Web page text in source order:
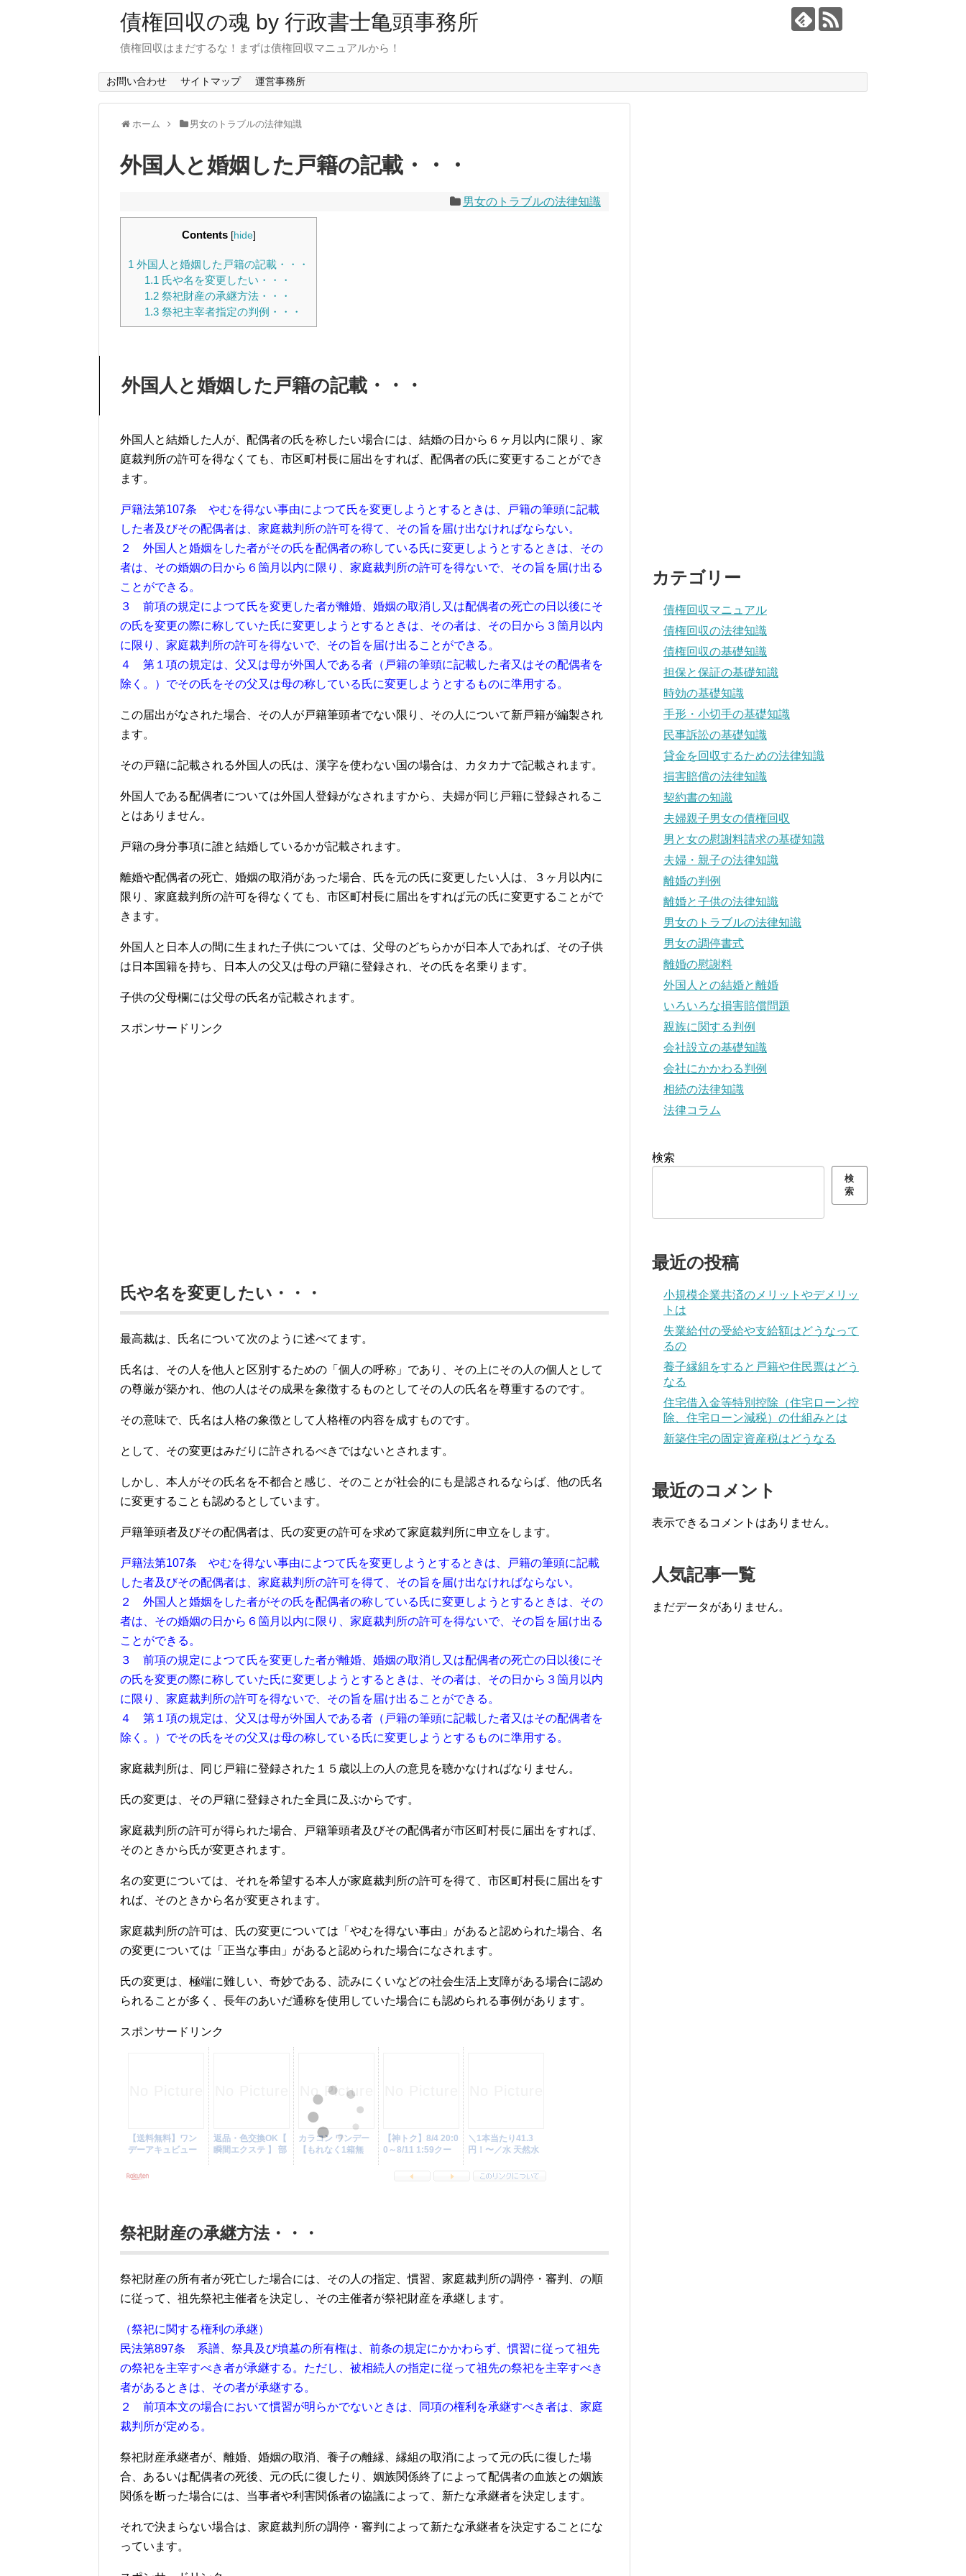
債権回収の魂 by 行政書士亀頭事務所
債権回収はまだするな！まずは債権回収マニュアルから！
お問い合わせ サイトマップ 運営事務所
ホーム 男女のトラブルの法律知識
外国人と婚姻した戸籍の記載・・・
男女のトラブルの法律知識
Contents [hide]
1 外国人と婚姻した戸籍の記載・・・
1.1 氏や名を変更したい・・・
1.2祭祀財産の承継方法・・・
1.3祭祀主宰者指定の判例・・・
外国人と婚姻した戸籍の記載・・・
外国人と結婚した人が、配偶者の氏を称したい場合には、結婚の日から６ヶ月以内に限り、家
庭裁判所の許可を得なくても、市区町村長に届出をすれば、配偶者の氏に変更することができ
ます。
戸籍法第107条 やむを得ない事由によつて氏を変更しようとするときは、戸籍の筆頭に記載
した者及びその配偶者は、家庭裁判所の許可を得て、その旨を届け出なければならない。
２ 外国人と婚姻をした者がその氏を配偶者の称している氏に変更しようとするときは、その
者は、その婚姻の日から６箇月以内に限り、家庭裁判所の許可を得ないで、その旨を届け出る
ことができる。
３ 前項の規定によつて氏を変更した者が離婚、婚姻の取消し又は配偶者の死亡の日以後にそ
の氏を変更の際に称していた氏に変更しようとするときは、その者は、その日から３箇月以内
に限り、家庭裁判所の許可を得ないで、その旨を届け出ることができる。
４ 第１項の規定は、父又は母が外国人である者（戸籍の筆頭に記載した者又はその配偶者を
除く。）でその氏をその父又は母の称している氏に変更しようとするものに準用する。
この届出がなされた場合、その人が戸籍筆頭者でない限り、その人について新戸籍が編製され
ます。
その戸籍に記載される外国人の氏は、漢字を使わない国の場合は、カタカナで記載されます。
外国人である配偶者については外国人登録がなされますから、夫婦が同じ戸籍に登録されるこ
とはありません。
戸籍の身分事項に誰と結婚しているかが記載されます。
離婚や配偶者の死亡、婚姻の取消があった場合、氏を元の氏に変更したい人は、３ヶ月以内に
限り、家庭裁判所の許可を得なくても、市区町村長に届出をすれば元の氏に変更することがで
きます。
外国人と日本人の間に生まれた子供については、父母のどちらかが日本人であれば、その子供
は日本国籍を持ち、日本人の父又は母の戸籍に登録され、その氏を名乗ります。
子供の父母欄には父母の氏名が記載されます。
スポンサードリンク
氏や名を変更したい・・・
最高裁は、氏名について次のように述べてます。
氏名は、その人を他人と区別するための「個人の呼称」であり、その上にその人の個人として
の尊厳が築かれ、他の人はその成果を象徴するものとしてその人の氏名を尊重するのです。
その意味で、氏名は人格の象徴として人格権の内容を成すものです。
として、その変更はみだりに許されるべきではないとされます。
しかし、本人がその氏名を不都合と感じ、そのことが社会的にも是認されるならば、他の氏名
に変更することも認めるとしています。
戸籍筆頭者及びその配偶者は、氏の変更の許可を求めて家庭裁判所に申立をします。
戸籍法第107条 やむを得ない事由によつて氏を変更しようとするときは、戸籍の筆頭に記載
した者及びその配偶者は、家庭裁判所の許可を得て、その旨を届け出なければならない。
２ 外国人と婚姻をした者がその氏を配偶者の称している氏に変更しようとするときは、その
者は、その婚姻の日から６箇月以内に限り、家庭裁判所の許可を得ないで、その旨を届け出る
ことができる。
３ 前項の規定によつて氏を変更した者が離婚、婚姻の取消し又は配偶者の死亡の日以後にそ
の氏を変更の際に称していた氏に変更しようとするときは、その者は、その日から３箇月以内
に限り、家庭裁判所の許可を得ないで、その旨を届け出ることができる。
４ 第１項の規定は、父又は母が外国人である者（戸籍の筆頭に記載した者又はその配偶者を
除く。）でその氏をその父又は母の称している氏に変更しようとするものに準用する。
家庭裁判所は、同じ戸籍に登録された１５歳以上の人の意見を聴かなければなりません。
氏の変更は、その戸籍に登録された全員に及ぶからです。
家庭裁判所の許可が得られた場合、戸籍筆頭者及びその配偶者が市区町村長に届出をすれば、
そのときから氏が変更されます。
名の変更については、それを希望する本人が家庭裁判所の許可を得て、市区町村長に届出をす
れば、そのときから名が変更されます。
家庭裁判所の許可は、氏の変更については「やむを得ない事由」があると認められた場合、名
の変更については「正当な事由」があると認められた場合になされます。
氏の変更は、極端に難しい、奇妙である、読みにくいなどの社会生活上支障がある場合に認め
られることが多く、長年のあいだ通称を使用していた場合にも認められる事例があります。
スポンサードリンク
祭祀財産の承継方法・・・
祭祀財産の所有者が死亡した場合には、その人の指定、慣習、家庭裁判所の調停・審判、の順
に従って、祖先祭祀主催者を決定し、その主催者が祭祀財産を承継します。
（祭祀に関する権利の承継）
民法第897条 系譜、祭具及び墳墓の所有権は、前条の規定にかかわらず、慣習に従って祖先
の祭祀を主宰すべき者が承継する。ただし、被相続人の指定に従って祖先の祭祀を主宰すべき
者があるときは、その者が承継する。
２ 前項本文の場合において慣習が明らかでないときは、同項の権利を承継すべき者は、家庭
裁判所が定める。
祭祀財産承継者が、離婚、婚姻の取消、養子の離縁、縁組の取消によって元の氏に復した場
合、あるいは配偶者の死後、元の氏に復したり、姻族関係終了によって配偶者の血族との姻族
関係を断った場合には、当事者や利害関係者の協議によって、新たな承継者を決定します。
それで決まらない場合は、家庭裁判所の調停・審判によって新たな承継者を決定することにな
っています。
カテゴリー
債権回収マニュアル
債権回収の法律知識
債権回収の基礎知識
担保と保証の基礎知識
時効の基礎知識
手形・小切手の基礎知識
民事訴訟の基礎知識
貸金を回収するための法律知識
損害賠償の法律知識
契約書の知識
夫婦親子男女の債権回収
男と女の慰謝料請求の基礎知識
夫婦・親子の法律知識
離婚の判例
離婚と子供の法律知識
男女のトラブルの法律知識
男女の調停書式
離婚の慰謝料
外国人との結婚と離婚
いろいろな損害賠償問題
親族に関する判例
会社設立の基礎知識
会社にかかわる判例
相続の法律知識
法律コラム
検索
検
索
最近の投稿
小規模企業共済のメリットやデメリッ
トは
失業給付の受給や支給額はどうなって
るの
養子縁組をすると戸籍や住民票はどう
なる
住宅借入金等特別控除（住宅ローン控
除、住宅ローン減税）の仕組みとは
新築住宅の固定資産税はどうなる
最近のコメント
表示できるコメントはありません。
人気記事一覧
まだデータがありません。